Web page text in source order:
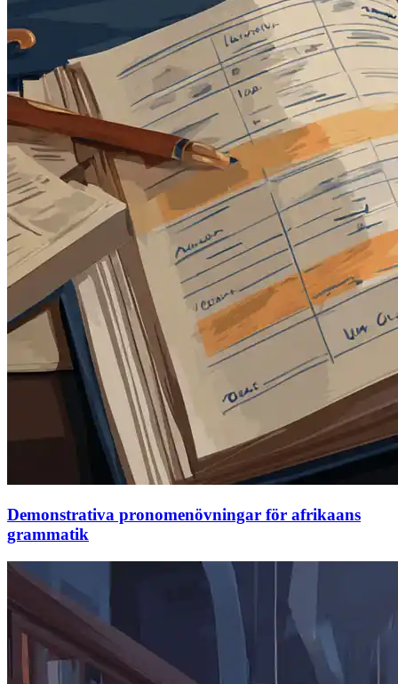
Demonstrativa pronomenövningar för afrikaans
grammatik